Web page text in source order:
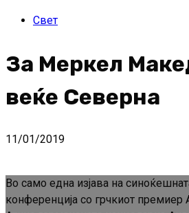
Свет
За Меркел
веќе Северна
11/01/2019
Во само една изјава на
конференција со грчкиот премиер